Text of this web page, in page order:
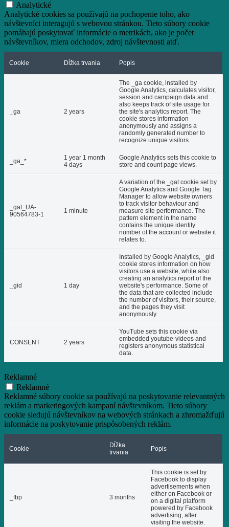
Analytické
Analytické cookies sa používajú na pochopenie toho, ako
návštevníci interagujú s webovou stránkou. Tieto súbory cookie
pomáhajú poskytovať informácie o metrikách, ako je počet
návštevníkov, miera odchodov, zdroj návštevnosti atď.
Cookie Dĺžka trvania Popis
_ga 2 years
The _ga cookie, installed by
Google Analytics, calculates visitor,
session and campaign data and
also keeps track of site usage for
the site's analytics report. The
cookie stores information
anonymously and assigns a
randomly generated number to
recognize unique visitors.
_ga_*
1 year 1 month
4 days
Google Analytics sets this cookie to
store and count page views.
_gat_UA-
90564783-1
1 minute
A variation of the _gat cookie set by
Google Analytics and Google Tag
Manager to allow website owners
to track visitor behaviour and
measure site performance. The
pattern element in the name
contains the unique identity
number of the account or website it
relates to.
_gid 1 day
Installed by Google Analytics, _gid
cookie stores information on how
visitors use a website, while also
creating an analytics report of the
website's performance. Some of
the data that are collected include
the number of visitors, their source,
and the pages they visit
anonymously.
CONSENT 2 years
YouTube sets this cookie via
embedded youtube-videos and
registers anonymous statistical
data.
Reklamné
Reklamné
Reklamné súbory cookie sa používajú na poskytovanie relevantných
reklám a marketingových kampaní návštevníkom. Tieto súbory
cookie sledujú návštevníkov na webových stránkach a zhromažďujú
informácie na poskytovanie prispôsobených reklám.
Cookie
Dĺžka
trvania
Popis
_fbp 3 months
This cookie is set by
Facebook to display
advertisements when
either on Facebook or
on a digital platform
powered by Facebook
advertising, after
visiting the website.